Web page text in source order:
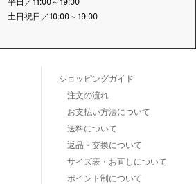
土日祝日／10:00～19:00
ショッピングガイド
注文の流れ
お支払い方法について
送料について
返品・交換について
サイズ表・お直しについて
ポイント制について